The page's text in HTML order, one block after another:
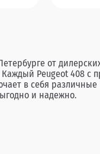
от
Peugeot 408 с
в себя
и надежно.